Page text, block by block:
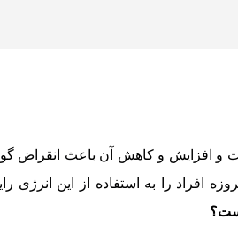
و افزایش و کاهش آن باعث انقراض
افراد را به استفاده از این